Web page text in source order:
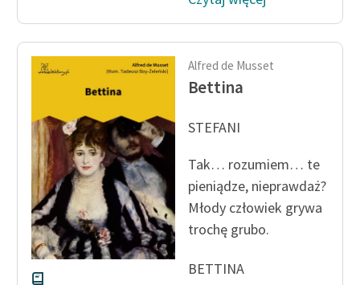
Kolekcje edukacyjne
twórców przechodzących
do domeny publicznej,
lektur szkolnych oraz
Starego Testamentu
Odkurzamy bohaterów
Szkoła Poezji Wolnych
Lektur
O nas
Kontakt
Alfred de Musset
Bettina
STEFANI
Tak… rozumiem… te
pieniądze, nieprawdaż?
Młody człowiek grywa
trochę grubo.
BETTINA